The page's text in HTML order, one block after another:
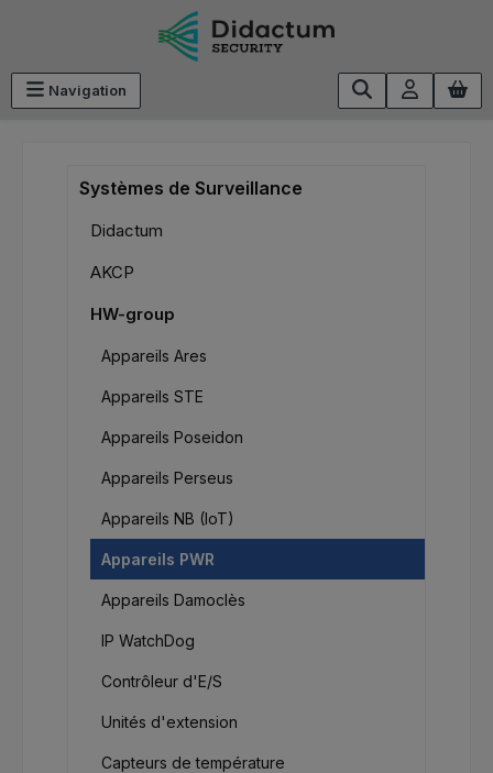
Passer au contenu principal
Navigation
Systèmes de Surveillance
Didactum
AKCP
HW-group
Appareils Ares
Appareils STE
Appareils Poseidon
Appareils Perseus
Appareils NB (IoT)
Appareils PWR
Appareils Damoclès
IP WatchDog
Contrôleur d'E/S
Unités d'extension
Capteurs de température